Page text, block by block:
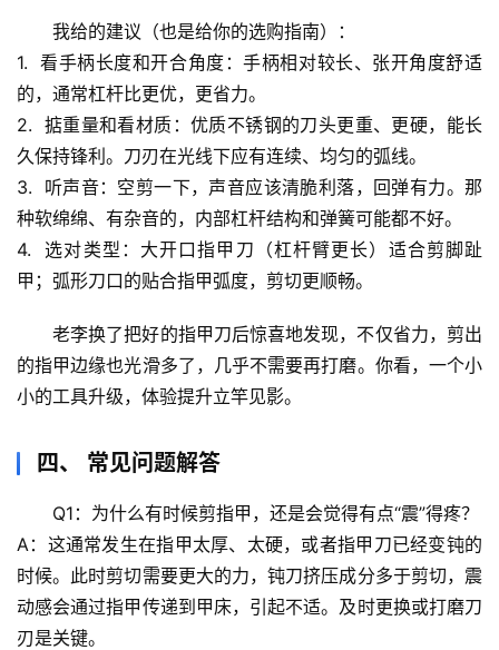
科
学
科
技
前
沿
驿
站
谣
我给的建议（也是给你的选购指南）
：
1. 看手柄长度和开合角度 ：手柄相对较长、张开角度舒适
的，通常杠杆比更优，更省力。
2. 掂重量和看材质 ：优质不锈钢的刀头更重、更硬，能长
久保持锋利。刀刃在光线下应有连续、均匀的弧线。
3. 听声音：空剪一下，声音应该清脆利落，回弹有力。那
种软绵绵、有杂音的，内部杠杆结构和弹簧可能都不好。
4. 选对类型 ： 大开口指甲刀 （杠杆臂更长）适合剪脚趾
甲； 弧形刀口的贴合指甲弧度，剪切更顺畅。
老李换了把好的指甲刀后惊喜地发现，不仅省力，剪出
的指甲边缘也光滑多了，几乎不需要再打磨。你看，一个小
小的工具升级，体验提升立竿见影。
四、 常见问题解答
Q1：为什么有时候剪指甲，还是会觉得有点“震”得疼？
A：这通常发生在指甲太厚、太硬，或者指甲刀已经变钝的
时候。此时剪切需要更大的力，钝刀挤压成分多于剪切， 震
动感会通过指甲传递到甲床，引起不适。及时更换或打磨刀
刃是关键。